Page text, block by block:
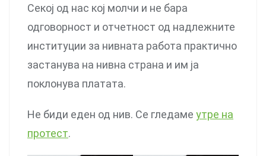
Секој од нас кој молчи и не бара
одговорност и отчетност од надлежните
институции за нивната работа практично
застанува на нивна страна и им ја
поклонува платата.
Не биди еден од нив. Се гледаме утре на
протест.